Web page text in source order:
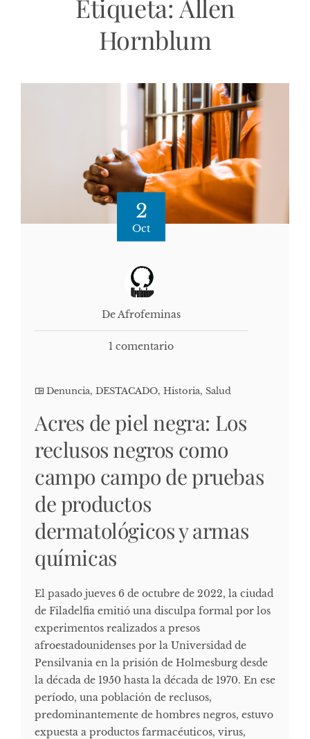
Etiqueta: Allen
Hornblum
2
Oct
De Afrofeminas
1 comentario
Denuncia, DESTACADO, Historia, Salud
Acres de piel negra: Los
reclusos negros como
campo campo de pruebas
de productos
dermatológicos y armas
químicas
El pasado jueves 6 de octubre de 2022, la ciudad
de Filadelfia emitió una disculpa formal por los
experimentos realizados a presos
afroestadounidenses por la Universidad de
Pensilvania en la prisión de Holmesburg desde
la década de 1950 hasta la década de 1970. En ese
período, una población de reclusos,
predominantemente de hombres negros, estuvo
expuesta a productos farmacéuticos, virus,